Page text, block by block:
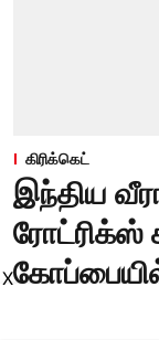
கிரிக்கெட்
இந்திய
ரோட்ரிக்ஸ்
X